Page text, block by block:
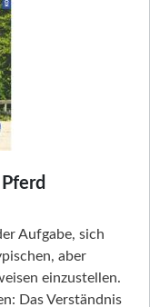
Aufgabe, sich
aber
einzustellen.
Das Verständnis